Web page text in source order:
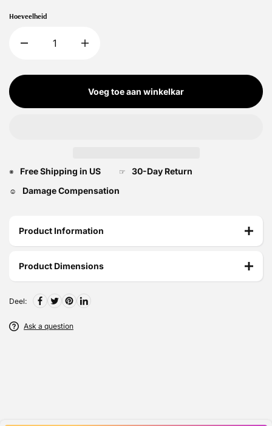
Hoeveelheid
Voeg toe aan winkelkar
※ Free Shipping in US ☞ 30-Day Return
☺ Damage Compensation
Product Information
Product Dimensions
Deel:
Ask a question